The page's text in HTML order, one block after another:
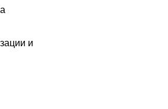
и